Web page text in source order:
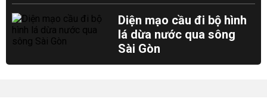
Diện mạo cầu đi bộ hình
lá dừa nước qua sông
Sài Gòn